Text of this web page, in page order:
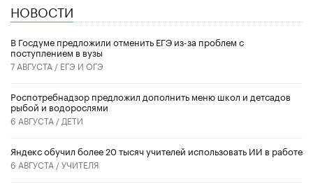
НОВОСТИ
В Госдуме предложили отменить ЕГЭ из-за проблем с
поступлением в вузы
7 АВГУСТА / ЕГЭ И ОГЭ
Роспотребнадзор предложил дополнить меню школ и детсадов
рыбой и водорослями
6 АВГУСТА / ДЕТИ
​Яндекс обучил более 20 тысяч учителей использовать ИИ в работе
6 АВГУСТА /УЧИТЕЛЯ